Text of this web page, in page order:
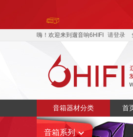
嗨！欢迎来到遛音响6HIFI 请登录
音箱器材分类 首
音箱系列